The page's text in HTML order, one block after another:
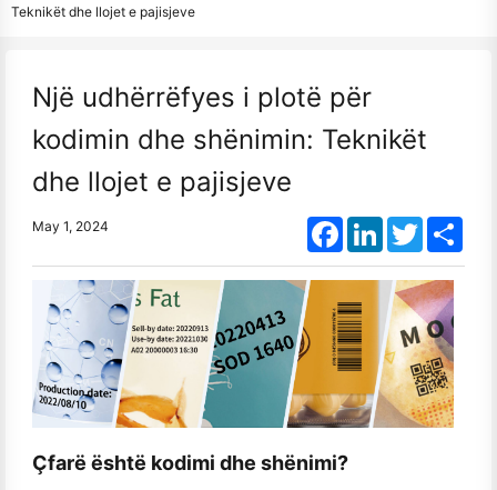
Teknikët dhe llojet e pajisjeve
Një udhërrëfyes i plotë për
kodimin dhe shënimin: Teknikët
dhe llojet e pajisjeve
May 1, 2024 FacebookLinkedInTwitter
Çfarë është kodimi dhe shënimi?